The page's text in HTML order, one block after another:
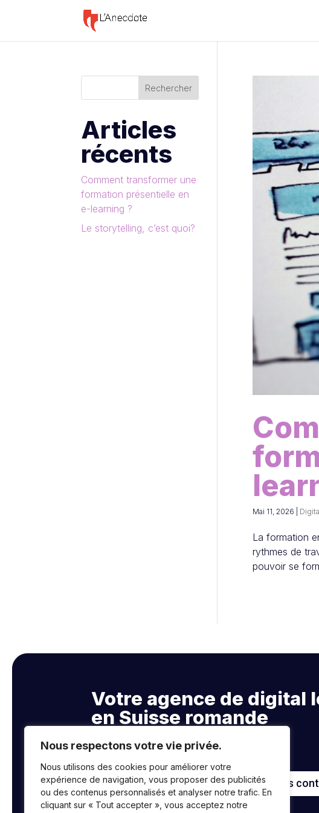
Nous respectons votre vie privée.
Nous utilisons des cookies pour améliorer votre
expérience de navigation, vous proposer des publicités
ou des contenus personnalisés et analyser notre trafic. En
cliquant sur « Tout accepter », vous acceptez notre
Mai 11, 2026
La formation
rythmes de
pouvoir se
Rechercher
Articles
récents
Comment transformer une
formation présentielle en
e-learning ?
Le storytelling, c’est quoi?
Votre agence de digital
en Suisse romande
Pully – Suisse
+41 77 268 38 88
tiffany@lanecdote.ch
Nous